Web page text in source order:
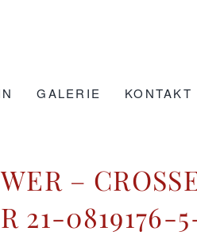
GALERIE KONTAKT
–
21-0819176-